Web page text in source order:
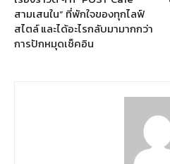
สามเสนใน” ที่พักใจของทุกไลฟ์
สไตล์ และได้อะไรกลับมามากกว่า
การปักหมุดเช็คอิน